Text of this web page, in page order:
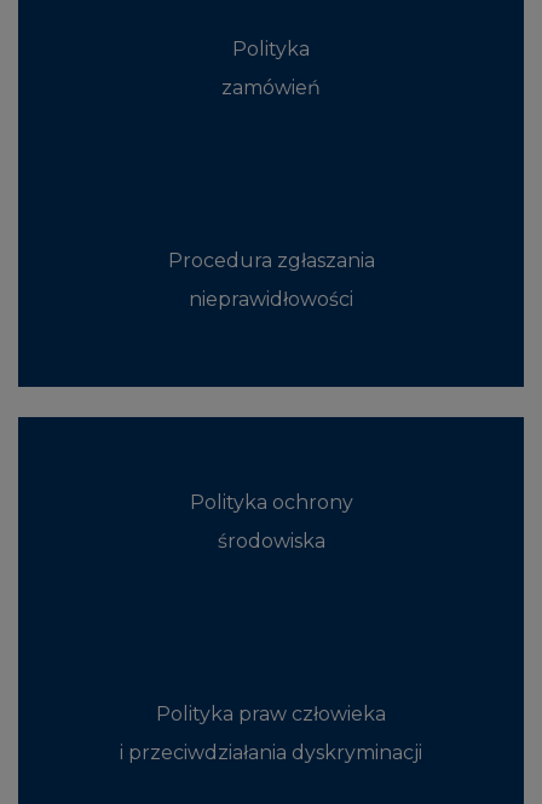
Polityka
zamówień
Procedura zgłaszania
nieprawidłowości
Polityka ochrony
środowiska
Polityka praw człowieka
i przeciwdziałania dyskryminacji